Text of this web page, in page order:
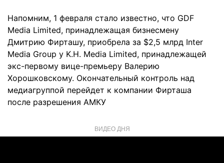
Напомним, 1 февраля стало известно, что GDF
Media Limited, принадлежащая бизнесмену
Дмитрию Фирташу, приобрела за $2,5 млрд Inter
Media Group у K.H. Media Limited, принадлежащей
экс-первому вице-премьеру Валерию
Хорошковскому. Окончательный контроль над
медиагруппой перейдет к компании Фирташа
после разрешения АМКУ
ВИДЕО ДНЯ